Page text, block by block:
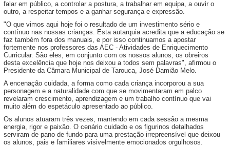
falar em público, a controlar a postura, a trabalhar em equipa, a ouvir o
outro, a respeitar tempos e a ganhar segurança e expressão.
"O que vimos aqui hoje foi o resultado de um investimento sério e
contínuo nas nossas crianças. Esta autarquia acredita que a educação se
faz também fora dos manuais, e por isso continuamos a apostar
fortemente nos professores das AEC - Atividades de Enriquecimento
Curricular. São eles, em conjunto com os nossos alunos, os obreiros
desta excelência que hoje nos deixou a todos sem palavras", afirmou o
Presidente da Câmara Municipal de Tarouca, José Damião Melo.
A encenação cuidada, a forma como cada criança incorporou a sua
personagem e a naturalidade com que se movimentaram em palco
revelaram crescimento, aprendizagem e um trabalho contínuo que vai
muito além do espetáculo apresentado ao público.
Os alunos atuaram três vezes, mantendo em cada sessão a mesma
energia, rigor e paixão. O cenário cuidado e os figurinos detalhados
serviram de pano de fundo para uma prestação irrepreensível que deixou
os alunos, pais e familiares visivelmente emocionados orgulhosos.